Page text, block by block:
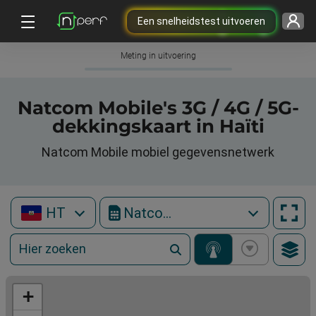
Een snelheidstest uitvoeren
Meting in uitvoering
Natcom Mobile's 3G / 4G / 5G-
dekkingskaart in Haïti
Natcom Mobile mobiel gegevensnetwerk
HT Natcom Mobile
+